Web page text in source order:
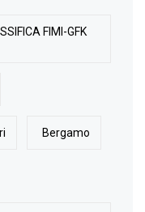
FIMI-GFK
Bergamo